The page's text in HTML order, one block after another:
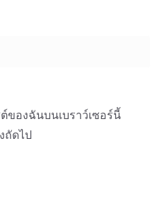
ของฉันบนเบราว์เซอร์นี้
ถัดไป